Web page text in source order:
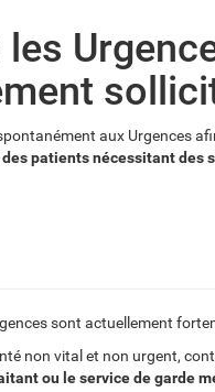
aux Urgences
patients nécessitant des
sont actuellement
non vital et non urgent,
ou le service de garde